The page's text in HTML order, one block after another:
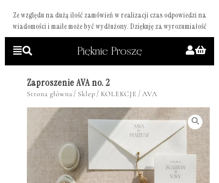
Ze względu na dużą ilość zamówień w realizacji czas odpowiedzi na
wiadomości i maile może być wydłużony. Dziękuję za wyrozumiałość
Zaproszenie AVA no. 2
Strona główna / Sklep / KOLEKCJE / AVA